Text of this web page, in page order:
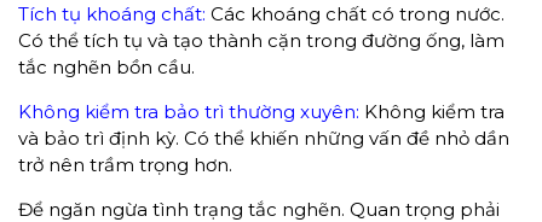
Tích tụ khoáng chất: Các khoáng chất có trong nước.
Có thể tích tụ và tạo thành cặn trong đường ống, làm
tắc nghẽn bồn cầu.
Không kiểm tra bảo trì thường xuyên: Không kiểm tra
và bảo trì định kỳ. Có thể khiến những vấn đề nhỏ dần
trở nên trầm trọng hơn.
Để ngăn ngừa tình trạng tắc nghẽn. Quan trọng phải